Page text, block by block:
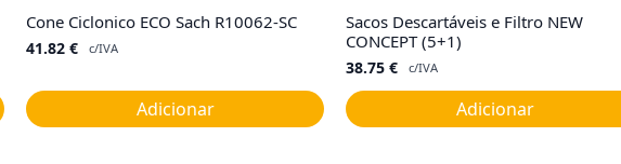
Cone Ciclonico ECO Sach R10062-SC
41.82 € c/IVA
Adicionar
Sacos Descartáveis e Filtro NEW
CONCEPT (5+1)
38.75 € c/IVA
Adicionar